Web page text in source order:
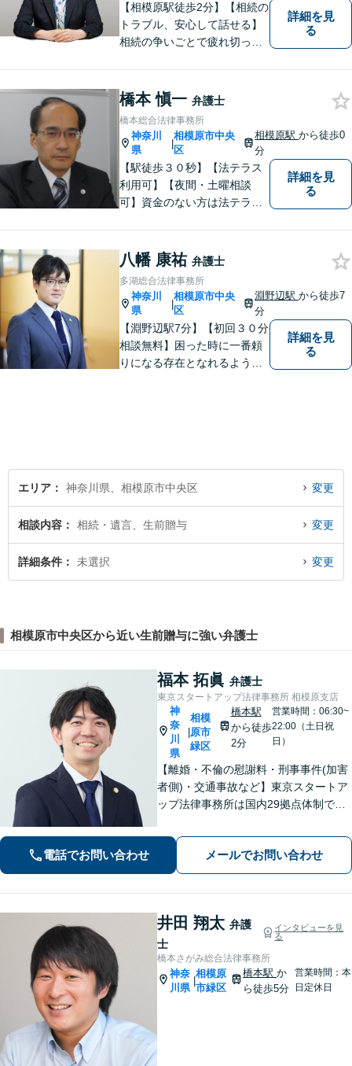
【相模原駅徒歩2分】【相続の
トラブル、安心して話せる】
相続の争いごとで疲れ切って
指します。遺産分割協議・遺
留分・調停・裁判にも対応。
詳細を見
る
橋本 愼一 弁護士
橋本総合法律事務所
神奈川
県
|
相模原市中央
区
相模原駅から徒歩0
分
【駅徒歩３０秒】【法テラス
利用可】【夜間・土曜相談
可】資金のない方は法テラス
す。住宅ローンの支払で悩ま
れている方も一度ご相談くだ
さい。最高の結果が出せるよ
う自己研鑽を怠らず質の高い
仕事を目指します。
詳細を見
る
八幡 康祐 弁護士
多湖総合法律事務所
神奈川
県
|
相模原市中央
区
淵野辺駅から徒歩7
分
【淵野辺駅7分】【初回３０分
相談無料】困った時に一番頼
りになる存在となれるよう、
詳細を見
る
エリア 神奈川県、相模原市中央区 変更
相談内容 相続・遺言、生前贈与 変更
詳細条件 未選択 変更
相模原市中央区から近い生前贈与に強い弁護士
福本 拓眞 弁護士
東京スタートアップ法律事務所 相模原支店
神
奈
川
県
相模
原市
緑区
橋本駅
から徒歩
2分
営業時間：06:30~
22:00（土日祝
日）
【離婚・不倫の慰謝料・刑事事件(加害
者側)・交通事故など】東京スタートア
ップ法律事務所は国内29拠点体制で全
対応(法律相談は完全予約制)】各分野で
専門性の高い弁護士が寄り添い解決を
サポートします。
電話でお問い合わせ メールでお問い合わせ
井田 翔太 弁護
士
インタビューを見
る
橋本さがみ総合法律事務所
神奈
川県
相模原
市緑区
橋本駅 か
ら徒歩5分
営業時間：本
日定休日